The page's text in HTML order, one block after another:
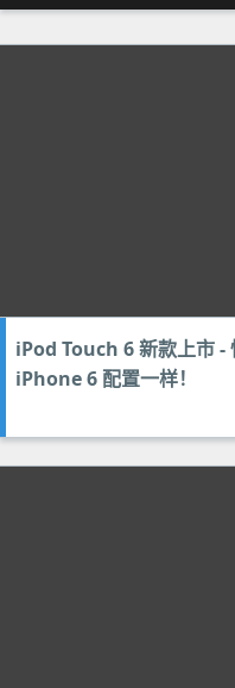
iPod Touch 6 新款上市 -
iPhone 6 配置一样！